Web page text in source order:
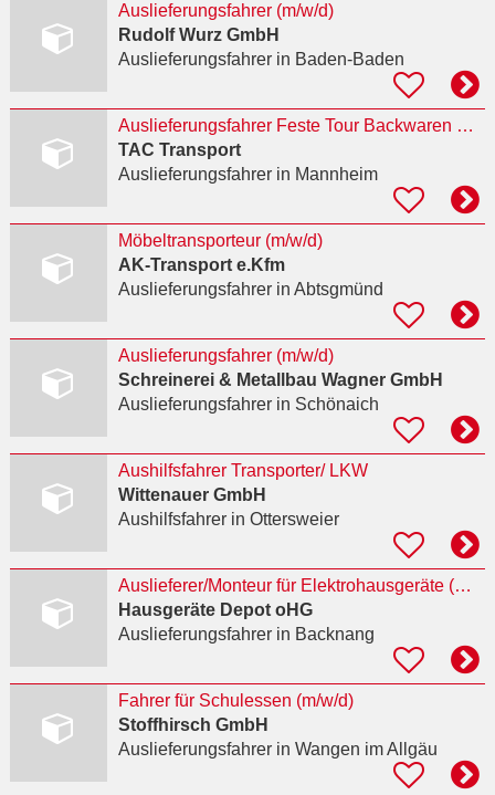
Auslieferungsfahrer (m/w/d)
Rudolf Wurz GmbH
Auslieferungsfahrerin Baden-Baden
Auslieferungsfahrer Feste Tour Backwaren Mannheim
TAC Transport
Auslieferungsfahrerin Mannheim
Möbeltransporteur (m/w/d)
AK-Transport e.Kfm
Auslieferungsfahrerin Abtsgmünd
Auslieferungsfahrer (m/w/d)
Schreinerei & Metallbau Wagner GmbH
Auslieferungsfahrerin Schönaich
Aushilfsfahrer Transporter/ LKW
Wittenauer GmbH
Aushilfsfahrerin Ottersweier
Auslieferer/Monteur für Elektrohausgeräte (m/w/d)
Hausgeräte Depot oHG
Auslieferungsfahrerin Backnang
Fahrer für Schulessen (m/w/d)
Stoffhirsch GmbH
Auslieferungsfahrerin Wangen im Allgäu